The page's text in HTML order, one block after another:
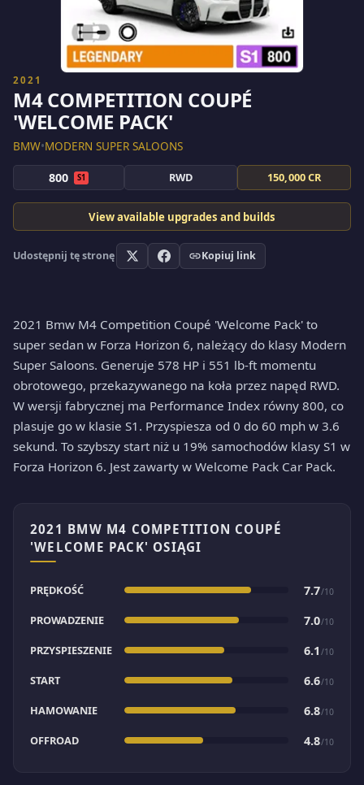
2021
M4 COMPETITION COUPÉ
'WELCOME PACK'
BMW•MODERN SUPER SALOONS
800 S1 RWD 150,000 CR
View available upgrades and builds
Udostępnij tę stronę Kopiuj link
2021 Bmw M4 Competition Coupé 'Welcome Pack' to
super sedan w Forza Horizon 6, należący do klasy Modern
Super Saloons. Generuje 578 HP i 551 lb-ft momentu
obrotowego, przekazywanego na koła przez napęd RWD.
W wersji fabrycznej ma Performance Index równy 800, co
plasuje go w klasie S1. Przyspiesza od 0 do 60 mph w 3.6
sekund. To szybszy start niż u 19% samochodów klasy S1 w
Forza Horizon 6. Jest zawarty w Welcome Pack Car Pack.
2021 BMW M4 COMPETITION COUPÉ
'WELCOME PACK' OSIĄGI
PRĘDKOŚĆ 7.7/10
PROWADZENIE 7.0/10
PRZYSPIESZENIE 6.1 /10
START 6.6/10
HAMOWANIE 6.8/10
OFFROAD 4.8/10